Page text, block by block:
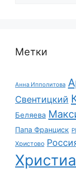
Метки
Анна Ипполитова
Свентицкий
Беляева
Папа Франциск
Христово